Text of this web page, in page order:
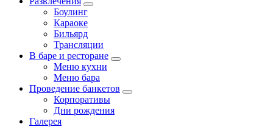
Боулинг
Караоке
Бильярд
Трансляции
В баре и ресторане
Меню кухни
Меню бара
Проведение банкетов
Корпоративы
Дни рождения
Галерея